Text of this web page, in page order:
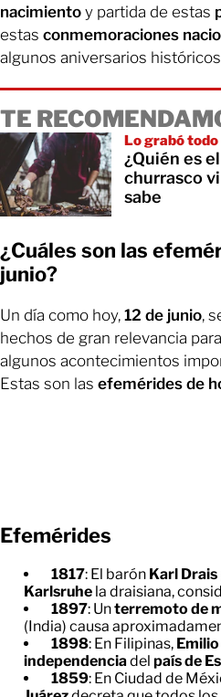
nacimiento y partida de estas
estas conmemoraciones
algunos aniversarios
TE
Lo grabó todo
¿Quién es
churrasco
sabe
¿Cuáles son las
junio?
Un día como hoy, 12 de junio,
hechos de gran relevancia
algunos acontecimientos
Estas son las efemérides de
Efemérides
1817: El barón Karl Drais
Karlsruhe la draisiana,
1897: Unterremoto de
(India) causa
1898: En Filipinas,
independenciadel país de
1859: En Ciudad de